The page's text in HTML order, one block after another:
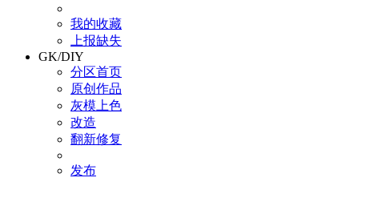
我的收藏
上报缺失
GK/DIY
分区首页
原创作品
灰模上色
改造
翻新修复
发布